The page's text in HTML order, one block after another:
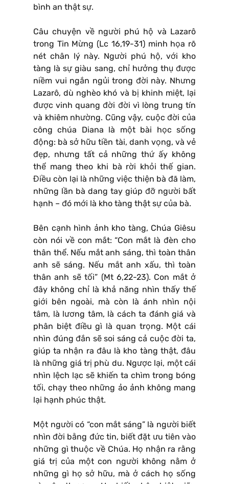
bình an thật sự.
Câu chuyện về người phú hộ và Lazarô
trong Tin Mừng (Lc 16,19-31) minh họa rõ
nét chân lý này. Người phú hộ, với kho
tàng là sự giàu sang, chỉ hưởng thụ được
niềm vui ngắn ngủi trong đời này. Nhưng
Lazarô, dù nghèo khó và bị khinh miệt, lại
được vinh quang đời đời vì lòng trung tín
và khiêm nhường. Cũng vậy, cuộc đời của
công chúa Diana là một bài học sống
động: bà sở hữu tiền tài, danh vọng, và vẻ
đẹp, nhưng tất cả những thứ ấy không
thể mang theo khi bà rời khỏi thế gian.
Điều còn lại là những việc thiện bà đã làm,
những lần bà dang tay giúp đỡ người bất
hạnh – đó mới là kho tàng thật sự của bà.
Bên cạnh hình ảnh kho tàng, Chúa Giêsu
còn nói về con mắt: “Con mắt là đèn cho
thân thể. Nếu mắt anh sáng, thì toàn thân
anh sẽ sáng. Nếu mắt anh xấu, thì toàn
thân anh sẽ tối” (Mt 6,22-23). Con mắt ở
đây không chỉ là khả năng nhìn thấy thế
giới bên ngoài, mà còn là ánh nhìn nội
tâm, là lương tâm, là cách ta đánh giá và
phân biệt điều gì là quan trọng. Một cái
nhìn đúng đắn sẽ soi sáng cả cuộc đời ta,
giúp ta nhận ra đâu là kho tàng thật, đâu
là những giá trị phù du. Ngược lại, một cái
nhìn lệch lạc sẽ khiến ta chìm trong bóng
tối, chạy theo những ảo ảnh không mang
lại hạnh phúc thật.
Một người có “con mắt sáng” là người biết
nhìn đời bằng đức tin, biết đặt ưu tiên vào
những gì thuộc về Chúa. Họ nhận ra rằng
giá trị của một con người không nằm ở
những gì họ sở hữu, mà ở cách họ sống